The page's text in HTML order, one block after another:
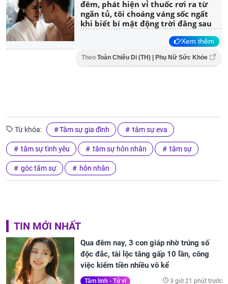
đêm, phát hiện vỉ thuốc rơi ra từ
ngăn tủ, tôi choáng váng sốc ngất
khi biết bí mật động trời đằng sau
Xem thêm
Theo Toàn Chiêu Di (TH) | Phụ Nữ Sức Khỏe
Từ khóa: Tâm sự gia đình tâm sự eva
tâm sự tình yêu tâm sự hôn nhân tâm sự
góc tâm sự hôn nhân
TIN MỚI NHẤT
Qua đêm nay, 3 con giáp nhờ trúng số
độc đắc, tài lộc tăng gấp 10 lần, công
việc kiếm tiền nhiều vô kể
Tâm linh - Tử vi 3 giờ 21 phút trước